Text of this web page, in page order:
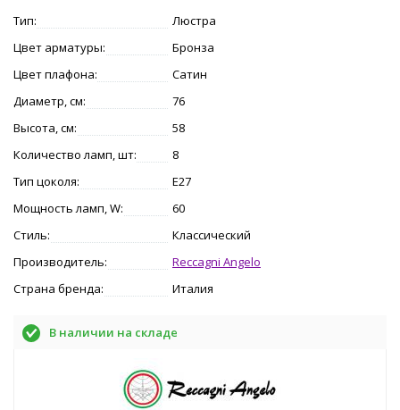
Тип:
Люстра
Цвет арматуры:
Бронза
Цвет плафона:
Сатин
Диаметр, см:
76
Высота, см:
58
Количество ламп, шт:
8
Тип цоколя:
E27
Мощность ламп, W:
60
Стиль:
Классический
Производитель:
Reccagni Angelo
Страна бренда:
Италия
В наличии на складе